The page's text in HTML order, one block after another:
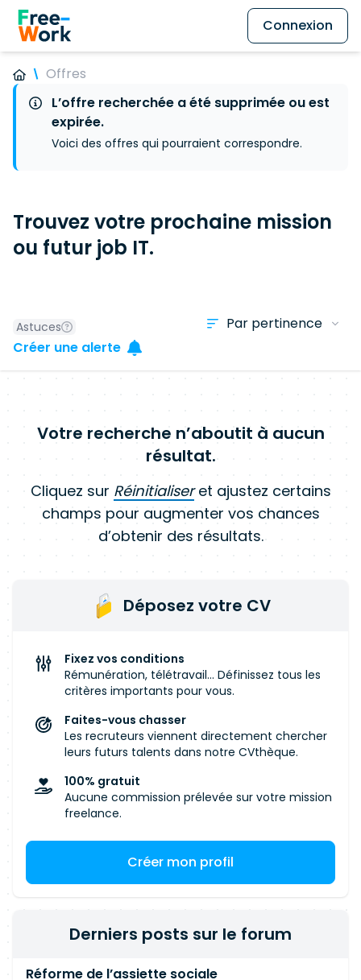
Connexion
Offres
L’offre recherchée a été supprimée ou est
expirée.
Voici des offres qui pourraient correspondre.
Trouvez votre prochaine mission
ou futur job IT.
Astuces
Créer une alerte
Votre recherche n’aboutit à aucun
résultat.
Cliquez sur Réinitialiseret ajustez certains
champs pour augmenter vos chances
d’obtenir des résultats.
Déposez votre CV
Fixez vos conditions
Rémunération, télétravail... Définissez tous les
critères importants pour vous.
Faites-vous chasser
Les recruteurs viennent directement chercher
leurs futurs talents dans notre CVthèque.
100% gratuit
Aucune commission prélevée sur votre mission
freelance.
Créer mon profil
Derniers posts sur le forum
Réforme de l’assiette sociale